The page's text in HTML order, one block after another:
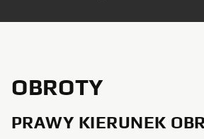
OBROTY
PRAWY KIERUNEK